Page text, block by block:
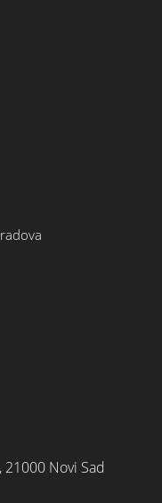
21000 Novi Sad